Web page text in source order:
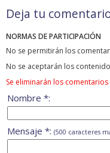
Deja tu
NORMAS DE PARTICIPACIÓN
No se permitirán los
No se aceptarán los
Se eliminarán los
Nombre *:
Mensaje *: (500 caracteres